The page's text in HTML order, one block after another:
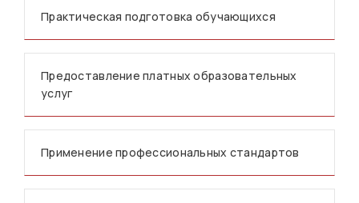
Практическая подготовка обучающихся
Предоставление платных образовательных
услуг
Применение профессиональных стандартов